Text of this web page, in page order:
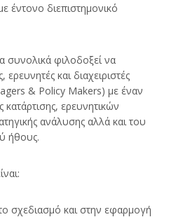
έντονο διεπιστημονικό
συνολικά φιλοδοξεί να
και διαχειριστές
& Policy Makers) με έναν
ερευνητικών
ανάλυσης αλλά και του
ήθους.
σχεδιασμό και στην εφαρμογή